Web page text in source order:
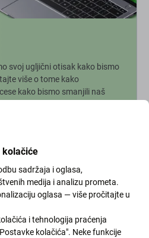
svoj ugljični otisak kako bismo
više o tome kako
kako bismo smanjili naš
o popustima i novostima iz naše
ovog obrasca potvrđujem da sam
kolačiće
sadržaja i oglasa,
medija i analizu prometa.
oglasa — više pročitajte u
i tehnologija praćenja
kolačića". Neke funkcije